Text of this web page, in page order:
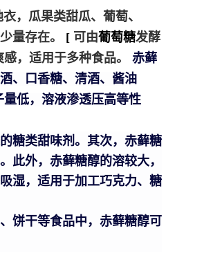
，瓜果类甜瓜、葡萄、
量存在。
[ 可由葡萄糖发酵
，适用于多种食品。
赤藓
、口香糖、清酒、酱油
低，溶液渗透压高等性
糖类甜味剂。其次，赤藓糖
此外，赤藓糖醇的溶较大，
湿，适用于加工巧克力、糖
饼干等食品中，赤藓糖醇可